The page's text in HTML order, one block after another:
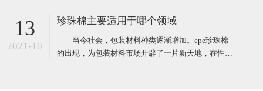
塑料包装材料，EVA橡塑制品经过设计加工成形，其
材料，相对于传统防震包装，EVA泡棉可以切割、成
型;还
13
2021-10
珍珠棉主要适用于哪个领域
当今社会，包装材料种类逐渐增加。epe珍珠棉
的出现，为包装材料市场开辟了一片新天地，在性能